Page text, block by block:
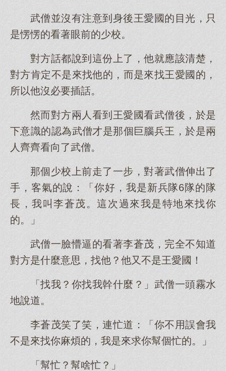
武僧並沒有注意到身後王愛國的目光，只
是愣愣的看著眼前的少校。
對方話都說到這份上了，他就應該清楚，
對方肯定不是來找他的，而是來找王愛國的，
所以他沒必要插話。
然而對方兩人看到王愛國看武僧後，於是
下意識的認為武僧才是那個巨腦兵王，於是兩
人齊齊看向了武僧。
那個少校上前走了一步，對著武僧伸出了
手，客氣的說：「你好，我是新兵隊6隊的隊
長，我叫李蒼茂。這次過來我是特地來找你
的。」
武僧一臉懵逼的看著李蒼茂，完全不知道
對方是什麼意思，找他？他又不是王愛國！
「找我？你找我幹什麼？」武僧一頭霧水
地說道。
李蒼茂笑了笑，連忙道：「你不用誤會我
不是來找你麻煩的，我是來求你幫個忙的。」
「幫忙？幫啥忙？」